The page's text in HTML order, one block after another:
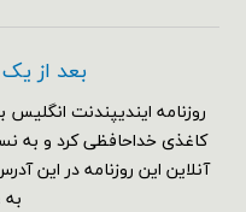
بعد از
روزنامه ایندیپندنت
کاغذی خداحافظی کرد و به
به